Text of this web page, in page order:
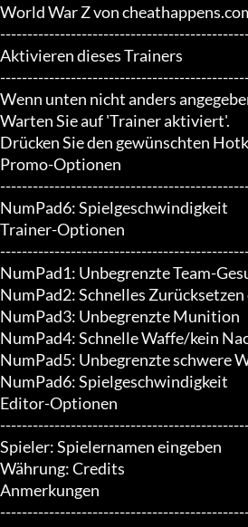
World War Z von
Aktivieren dieses Trainers
Wenn unten nicht anders
Warten Sie auf 'Trainer aktiviert'.
Drücken Sie den gewünschten
Promo-Optionen
NumPad6: Spielgeschwindigkeit
Trainer-Optionen
NumPad1: Unbegrenzte Team-
NumPad2: Schnelles
NumPad3: Unbegrenzte Munition
NumPad4: Schnelle Waffe/kein
NumPad5: Unbegrenzte schwere
NumPad6: Spielgeschwindigkeit
Editor-Optionen
Spieler: Spielernamen eingeben
Währung: Credits
Anmerkungen